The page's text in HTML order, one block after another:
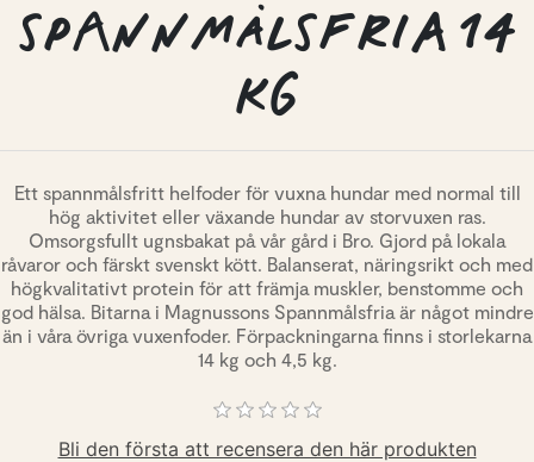
SPANNMÅLSFRIA 14
KG
Ett spannmålsfritt helfoder för vuxna hundar med normal till
hög aktivitet eller växande hundar av storvuxen ras.
Omsorgsfullt ugnsbakat på vår gård i Bro. Gjord på lokala
råvaror och färskt svenskt kött. Balanserat, näringsrikt och med
högkvalitativt protein för att främja muskler, benstomme och
god hälsa. Bitarna i Magnussons Spannmålsfria är något mindre
än i våra övriga vuxenfoder. Förpackningarna finns i storlekarna
14 kg och 4,5 kg.
Bli den första att recensera den här produkten